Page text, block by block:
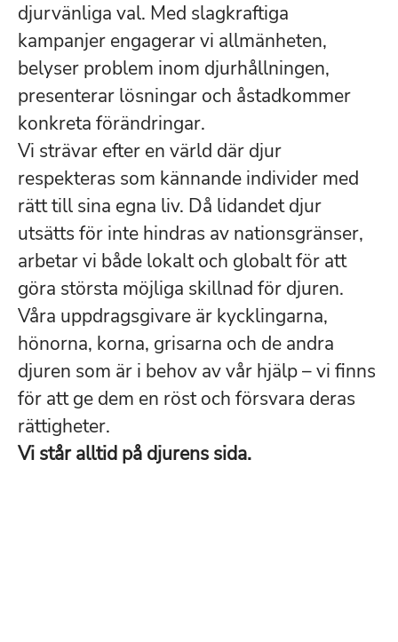
djurvänliga val. Med slagkraftiga
kampanjer engagerar vi allmänheten,
belyser problem inom djurhållningen,
presenterar lösningar och åstadkommer
konkreta förändringar.
Vi strävar efter en värld där djur
respekteras som kännande individer med
rätt till sina egna liv. Då lidandet djur
utsätts för inte hindras av nationsgränser,
arbetar vi både lokalt och globalt för att
göra största möjliga skillnad för djuren.
Våra uppdragsgivare är kycklingarna,
hönorna, korna, grisarna och de andra
djuren som är i behov av vår hjälp – vi finns
för att ge dem en röst och försvara deras
rättigheter.
Vi står alltid på djurens sida.